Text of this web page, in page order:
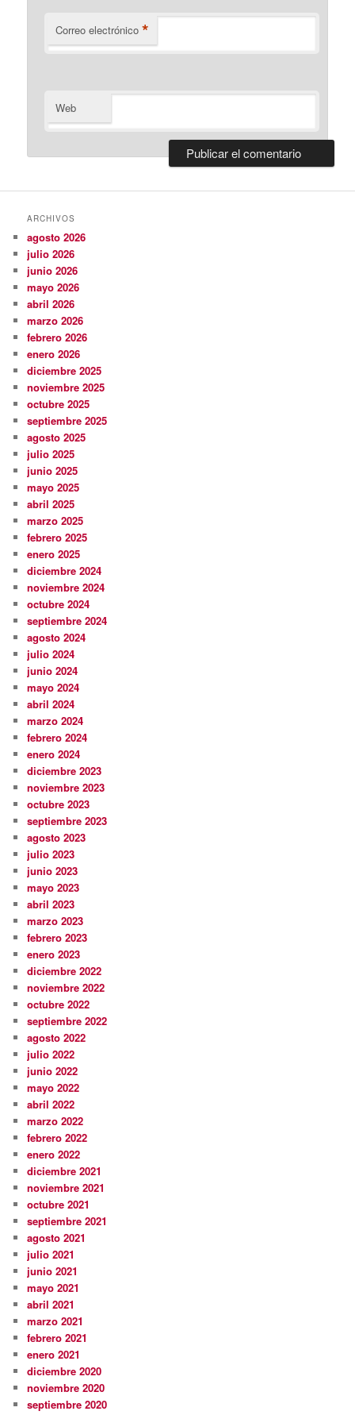
Correo electrónico *
Web
ARCHIVOS
agosto 2026
julio 2026
junio 2026
mayo 2026
abril 2026
marzo 2026
febrero 2026
enero 2026
diciembre 2025
noviembre 2025
octubre 2025
septiembre 2025
agosto 2025
julio 2025
junio 2025
mayo 2025
abril 2025
marzo 2025
febrero 2025
enero 2025
diciembre 2024
noviembre 2024
octubre 2024
septiembre 2024
agosto 2024
julio 2024
junio 2024
mayo 2024
abril 2024
marzo 2024
febrero 2024
enero 2024
diciembre 2023
noviembre 2023
octubre 2023
septiembre 2023
agosto 2023
julio 2023
junio 2023
mayo 2023
abril 2023
marzo 2023
febrero 2023
enero 2023
diciembre 2022
noviembre 2022
octubre 2022
septiembre 2022
agosto 2022
julio 2022
junio 2022
mayo 2022
abril 2022
marzo 2022
febrero 2022
enero 2022
diciembre 2021
noviembre 2021
octubre 2021
septiembre 2021
agosto 2021
julio 2021
junio 2021
mayo 2021
abril 2021
marzo 2021
febrero 2021
enero 2021
diciembre 2020
noviembre 2020
septiembre 2020